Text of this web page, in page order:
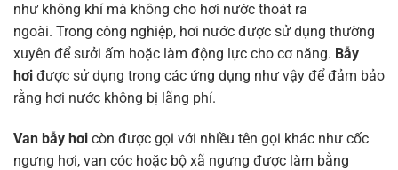
như không khí mà không cho hơi nước thoát ra
ngoài. Trong công nghiệp, hơi nước được sử dụng thường
xuyên để sưởi ấm hoặc làm động lực cho cơ năng. Bẫy
hơi được sử dụng trong các ứng dụng như vậy để đảm bảo
rằng hơi nước không bị lãng phí.
Van bẫy hơi còn được gọi với nhiều tên gọi khác như cốc
ngưng hơi, van cóc hoặc bộ xã ngưng được làm bằng